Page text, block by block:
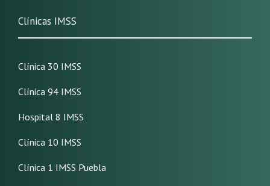
Clínicas IMSS
Clínica 30 IMSS
Clínica 94 IMSS
Hospital 8 IMSS
Clínica 10 IMSS
Clínica 1 IMSS Puebla